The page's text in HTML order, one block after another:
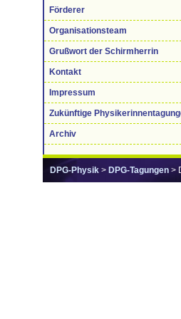
Förderer
Organisationsteam
Grußwort der Schirmherrin
Kontakt
Impressum
Zukünftige
Archiv
DPG-Physik > DPG-Tagungen >